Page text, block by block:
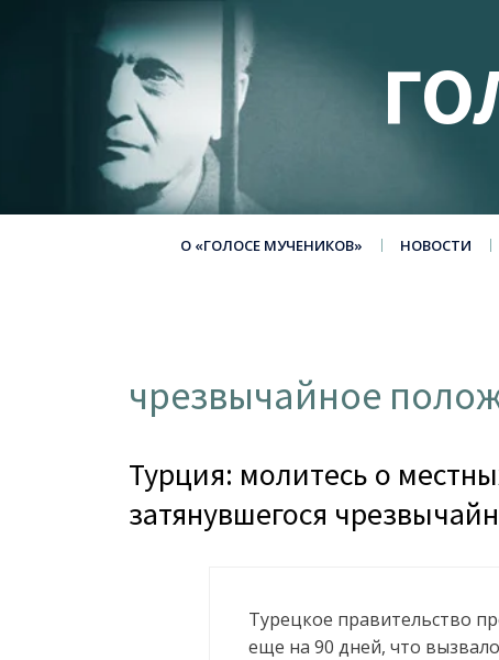
О «ГОЛОСЕ МУЧЕНИКОВ» НОВОСТИ
чрезвычайное
Турция: молитесь о
затянувшегося
Турецкое правительство
еще на 90 дней, что